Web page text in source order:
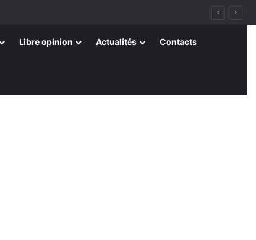
Libre opinion Actualités Contacts